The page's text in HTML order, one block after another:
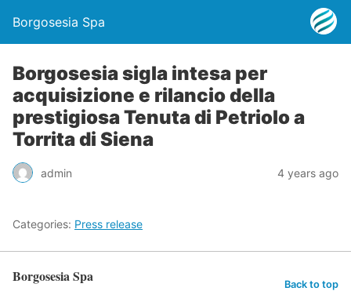
Borgosesia Spa
Borgosesia sigla intesa per
acquisizione e rilancio della
prestigiosa Tenuta di Petriolo a
Torrita di Siena
admin 4 years ago
Categories: Press release
Borgosesia Spa Back to top